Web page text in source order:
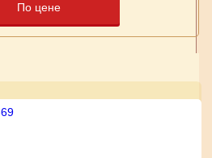
По цене